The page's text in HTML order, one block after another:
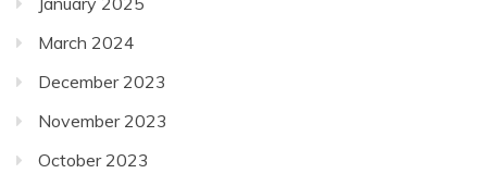
March 2024
December 2023
November 2023
October 2023